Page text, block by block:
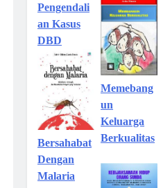
Pengendali
an Kasus
DBD
Bersahabat
Dengan
Malaria
Memebang
un
Keluarga
Berkualitas